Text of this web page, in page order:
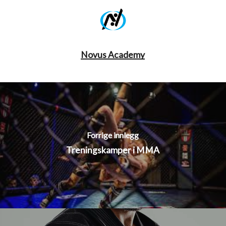
Novus Academy
Forrige innlegg
Treningskamper i MMA